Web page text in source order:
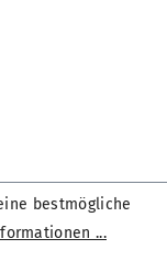
bestmögliche
...